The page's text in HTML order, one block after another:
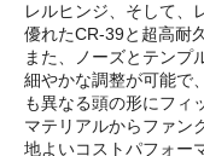
レルヒンジ、そして、
優れたCR-39と超高耐
また、ノーズとテンプ
細やかな調整が可能で
も異なる頭の形にフィ
マテリアルからファン
地よいコストパフォー